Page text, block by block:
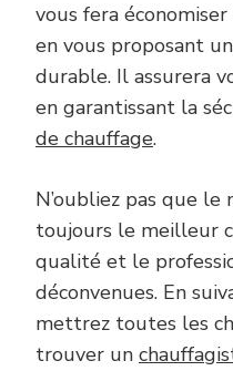
vous fera
en vous proposant
durable. Il assurera
en garantissant la
de chauffage.
N’oubliez pas que le
toujours le meilleur
qualité et le
déconvenues. En
mettrez toutes les
trouver un